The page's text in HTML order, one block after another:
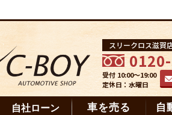
スリークロス滋賀
受付 10:00～19:00
定休日：水曜日
自社ローン 車を売る 自